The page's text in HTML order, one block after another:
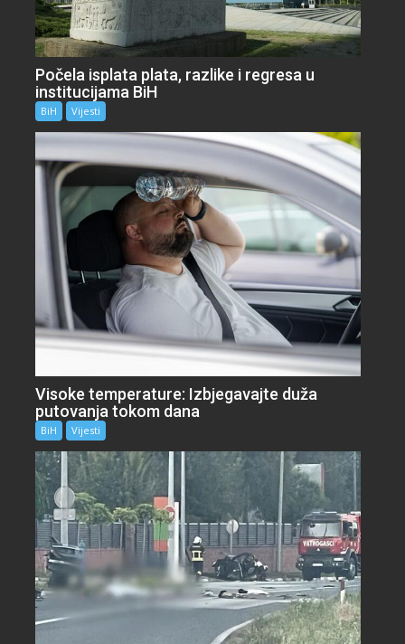
Počela isplata plata, razlike i regresa u
institucijama BiH
BiH Vijesti
Visoke temperature: Izbjegavajte duža
putovanja tokom dana
BiH Vijesti